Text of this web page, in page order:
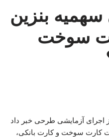
بنزین
سوخت
آزمایشی طرحی خبر داد
کارت سوخت و کارت بانکی،